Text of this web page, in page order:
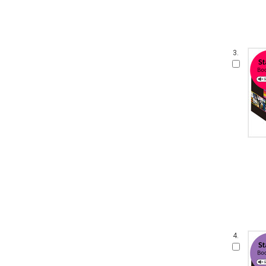
3.
4.